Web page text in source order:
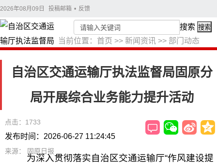
2026年08月09日 投稿邮箱 • 反馈
当前位置： 首页 >> 新闻资讯 >> 部门动态
搜索 搜索
自治区交通运输厅执法监督局固原分
局开展综合业务能力提升活动
点击：1733
发布时间：2026-06-27 11:24:45
来源： 固原日报
为深入贯彻落实自治区交通运输厅“作风建设提